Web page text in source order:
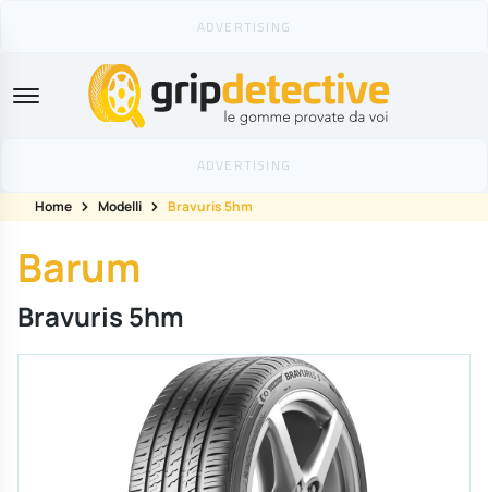
GripDetective
Home Modelli Bravuris 5hm
Barum
Bravuris 5hm